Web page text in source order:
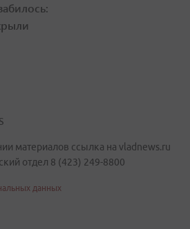
материалов ссылка на vladnews.ru
отдел 8 (423) 249-8800
данных